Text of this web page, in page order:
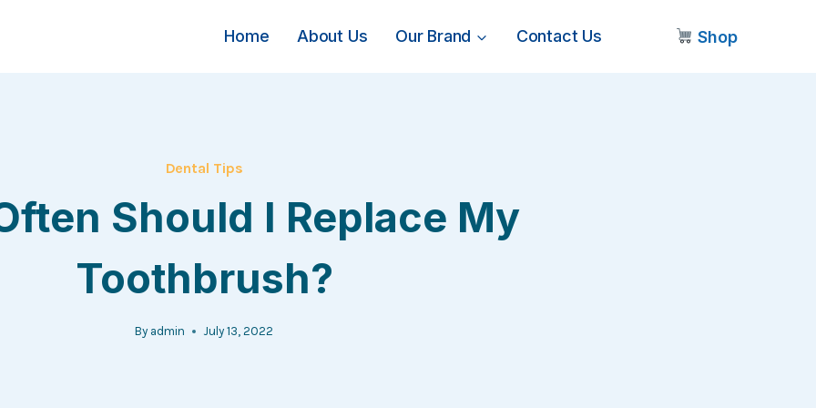
Home About Us Our Brand Contact Us Shop
Dental Tips
Should I Replace My
Toothbrush?
By admin July 13, 2022